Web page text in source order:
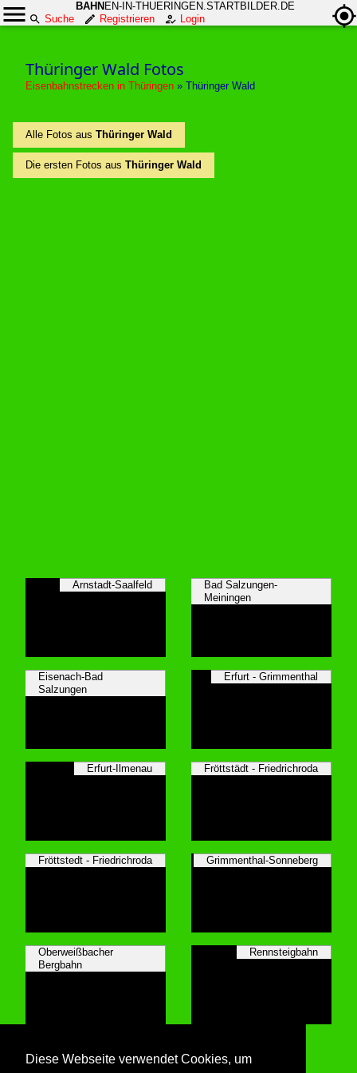
BAHN EN-IN-THUERINGEN.STARTBILDER.DE
Suche
Registrieren Login
Thüringer Wald Fotos
Eisenbahnstrecken in Thüringen » Thüringer Wald
Alle Fotos aus Thüringer Wald
Die ersten Fotos aus Thüringer Wald
Arnstadt-Saalfeld
Bad Salzungen-
Meiningen
Eisenach-Bad
Salzungen
Erfurt - Grimmenthal
Erfurt-Ilmenau Fröttstädt - Friedrichroda
Fröttstedt - Friedrichroda Grimmenthal-Sonneberg
Oberweißbacher
Bergbahn
Rennsteigbahn
Diese Webseite verwendet Cookies, um